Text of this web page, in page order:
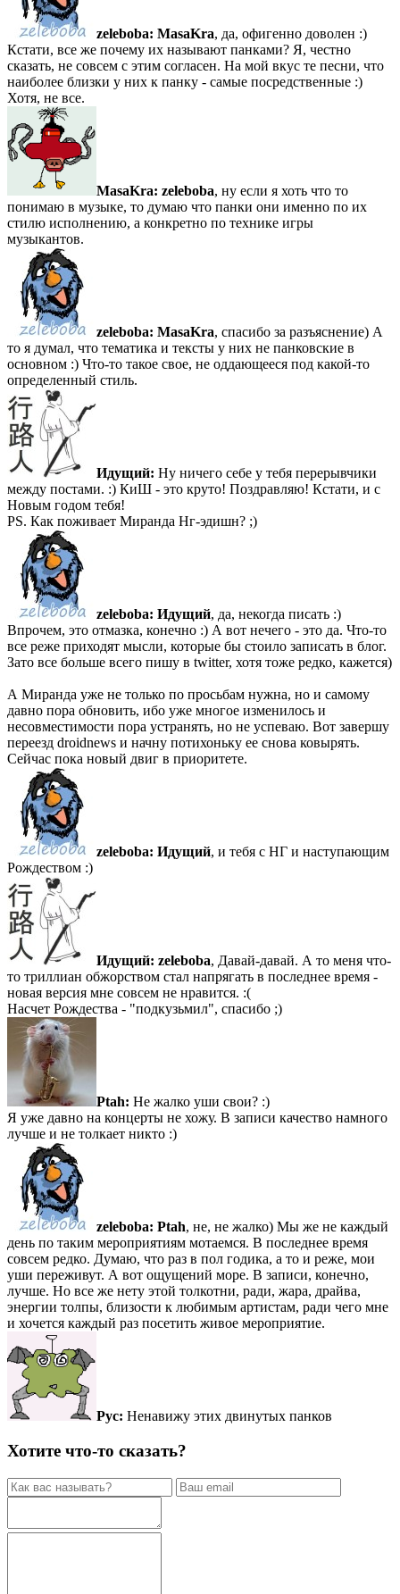
zeleboba: MasaKra, да, офигенно доволен :)
Кстати, все же почему их называют панками? Я, честно
сказать, не совсем с этим согласен. На мой вкус те песни, что
наиболее близки у них к панку - самые посредственные :)
Хотя, не все.
MasaKra: zeleboba, ну если я хоть что то
понимаю в музыке, то думаю что панки они именно по их
стилю исполнению, а конкретно по технике игры
музыкантов.
zeleboba: MasaKra, спасибо за разъяснение) А
то я думал, что тематика и тексты у них не панковские в
основном :) Что-то такое свое, не оддающееся под какой-то
определенный стиль.
Идущий: Ну ничего себе у тебя перерывчики
между постами. :) КиШ - это круто! Поздравляю! Кстати, и с
Новым годом тебя!
PS. Как поживает Миранда Нг-эдишн? ;)
zeleboba: Идущий, да, некогда писать :)
Впрочем, это отмазка, конечно :) А вот нечего - это да. Что-то
все реже приходят мысли, которые бы стоило записать в блог.
Зато все больше всего пишу в twitter, хотя тоже редко, кажется)
А Миранда уже не только по просьбам нужна, но и самому
давно пора обновить, ибо уже многое изменилось и
несовместимости пора устранять, но не успеваю. Вот завершу
переезд droidnews и начну потихоньку ее снова ковырять.
Сейчас пока новый двиг в приоритете.
zeleboba: Идущий, и тебя с НГ и наступающим
Рождеством :)
Идущий: zeleboba, Давай-давай. А то меня что-
то триллиан обжорством стал напрягать в последнее время -
новая версия мне совсем не нравится. :(
Насчет Рождества - "подкузьмил", спасибо ;)
Ptah: Не жалко уши свои? :)
Я уже давно на концерты не хожу. В записи качество намного
лучше и не толкает никто :)
zeleboba: Ptah, не, не жалко) Мы же не каждый
день по таким мероприятиям мотаемся. В последнее время
совсем редко. Думаю, что раз в пол годика, а то и реже, мои
уши переживут. А вот ощущений море. В записи, конечно,
лучше. Но все же нету этой толкотни, ради, жара, драйва,
энергии толпы, близости к любимым артистам, ради чего мне
и хочется каждый раз посетить живое мероприятие.
Рус: Ненавижу этих двинутых панков
Хотите что-то сказать?